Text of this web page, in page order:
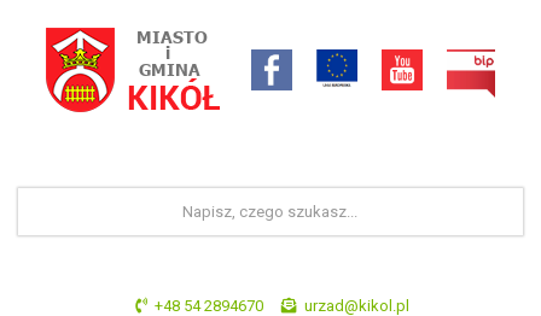
+48 54 2894670
urzad@kikol.pl